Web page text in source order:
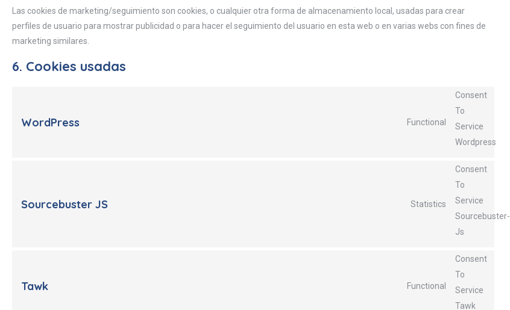
Las cookies de marketing/seguimiento son cookies, o cualquier otra forma de almacenamiento local, usadas para crear
perfiles de usuario para mostrar publicidad o para hacer el seguimiento del usuario en esta web o en varias webs con fines de
marketing similares.
6. Cookies usadas
WordPress Functional
Consent
To
Service
Wordpress
Sourcebuster JS Statistics
Consent
To
Service
Sourcebuster-
Js
Tawk Functional
Consent
To
Service
Tawk